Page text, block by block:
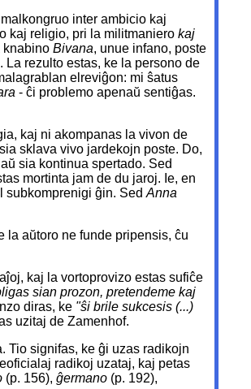
inter ambicio kaj
kaj religio, pri la militmanierokaj
knabinoBivana, unue infano, poste
. La rezulto estas, ke la persono de
elreviĝon: mi ŝatus
- ĉi problemo apenaŭ sentiĝas.
kaj ni akompanas la vivon de
sklava vivo jardekojn poste. Do,
sia kontinua spertado. Sed
mortinta jam de du jaroj. Ie, en
subkomprenigi ĝin. SedAnna
la aŭtoro ne funde pripensis, ĉu
kaj la vortoprovizo estas sufiĉe
sian prozon, pretendeme kaj
diras, ke "ŝi brile sukcesis (...)
uzitaj de Zamenhof.
Tio signifas, ke ĝi uzas radikojn
radikoj uzataj, kaj petas
(p. 156),ĝermano (p. 192),